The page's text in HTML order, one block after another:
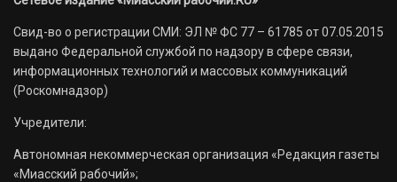
Свид-во о регистрации СМИ: ЭЛ № ФС 77 – 61785 от 07.05.2015
выдано Федеральной службой по надзору в сфере связи,
информационных технологий и массовых коммуникаций
(Роскомнадзор)
Учредители:
Автономная некоммерческая организация «Редакция газеты
«Миасский рабочий»;